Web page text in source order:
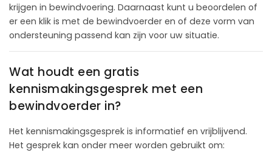
krijgen in bewindvoering. Daarnaast kunt u beoordelen of
er een klik is met de bewindvoerder en of deze vorm van
ondersteuning passend kan zijn voor uw situatie.
Wat houdt een gratis
kennismakingsgesprek met een
bewindvoerder in?
Het kennismakingsgesprek is informatief en vrijblijvend.
Het gesprek kan onder meer worden gebruikt om: